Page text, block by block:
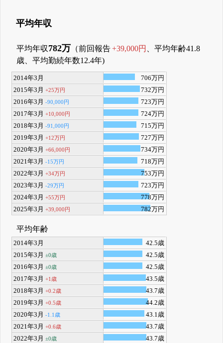
平均年収
平均年収782万 （前回報告+39,000円
、平均年齢41.8
歳、平均勤続年数12.4年)
2014年3月
706万円
2015年3月+25万円
732万円
2016年3月-90,000円
723万円
2017年3月+10,000円
724万円
2018年3月-91,000円
715万円
2019年3月+12万円
727万円
2020年3月+66,000円
734万円
2021年3月-15万円
718万円
2022年3月+34万円
753万円
2023年3月-29万円
723万円
2024年3月+55万円
778万円
2025年3月+39,000円 782万円
平均年齢
2014年3月
42.5歳
2015年3月±0歳
42.5歳
2016年3月±0歳
42.5歳
2017年3月+1歳
43.5歳
2018年3月+0.2歳
43.7歳
2019年3月+0.5歳
44.2歳
2020年3月-1.1歳
43.1歳
2021年3月+0.6歳
43.7歳
2022年3月±0歳
43.7歳